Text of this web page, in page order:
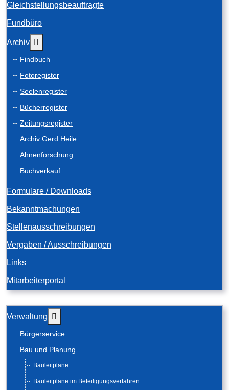
Gleichstellungsbeauftragte
Fundbüro
Archiv
Findbuch
Fotoregister
Seelenregister
Bücherregister
Zeitungsregister
Archiv Gerd Heile
Ahnenforschung
Buchverkauf
Formulare / Downloads
Bekanntmachungen
Stellenausschreibungen
Vergaben / Ausschreibungen
Links
Mitarbeiterportal
Verwaltung
Bürgerservice
Bau und Planung
Bauleitpläne
Bauleitpläne im Beteiligungsverfahren